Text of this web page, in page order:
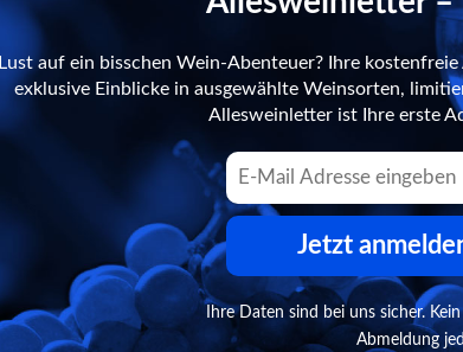
Lust auf ein bisschen Wein-Abenteuer? Ihre
exklusive Einblicke in ausgewählte Weinsorten,
Allesweinletter ist Ihre erste
Jetzt
Ihre Daten sind bei uns sicher.
Abmeldung